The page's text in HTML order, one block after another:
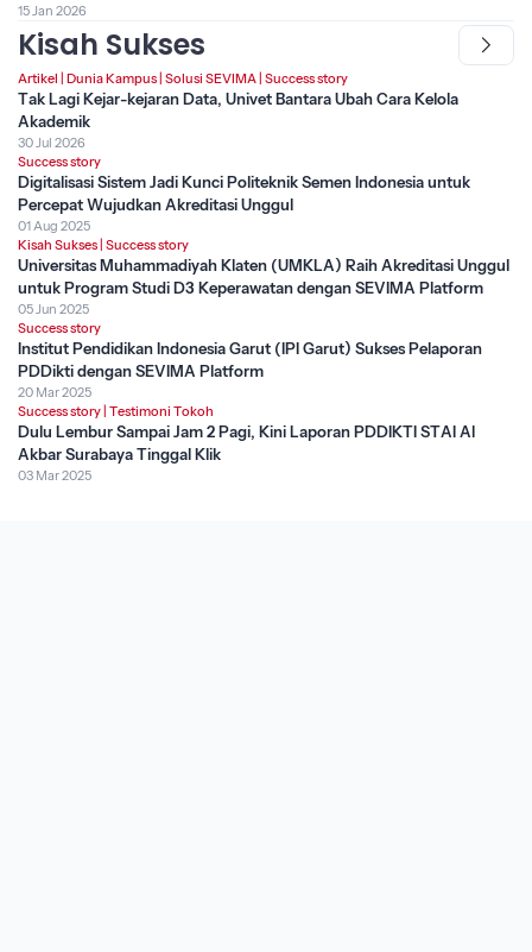
15 Jan 2026
Kisah Sukses
Artikel | Dunia Kampus | Solusi SEVIMA | Success story
Tak Lagi Kejar-kejaran Data, Univet Bantara Ubah Cara Kelola
Akademik
30 Jul 2026
Success story
Digitalisasi Sistem Jadi Kunci Politeknik Semen Indonesia untuk
Percepat Wujudkan Akreditasi Unggul
01 Aug 2025
Kisah Sukses | Success story
Universitas Muhammadiyah Klaten (UMKLA) Raih Akreditasi Unggul
untuk Program Studi D3 Keperawatan dengan SEVIMA Platform
05 Jun 2025
Success story
Institut Pendidikan Indonesia Garut (IPI Garut) Sukses Pelaporan
PDDikti dengan SEVIMA Platform
20 Mar 2025
Success story | Testimoni Tokoh
Dulu Lembur Sampai Jam 2 Pagi, Kini Laporan PDDIKTI STAI Al
Akbar Surabaya Tinggal Klik
03 Mar 2025